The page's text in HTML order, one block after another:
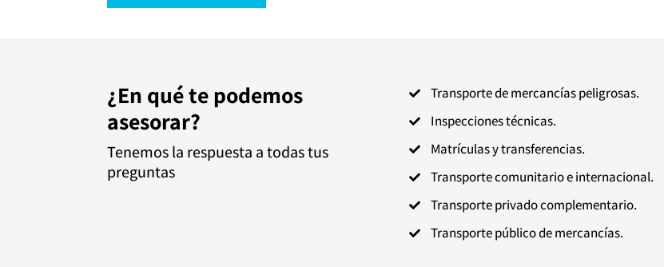
¿En qué te podemos
asesorar?
Tenemos la respuesta a todas tus
preguntas
 Transporte de mercancías peligrosas.
 Inspecciones técnicas.
 Matrículas y transferencias.
 Transporte comunitario e internacional.
 Transporte privado complementario.
 Transporte público de mercancías.